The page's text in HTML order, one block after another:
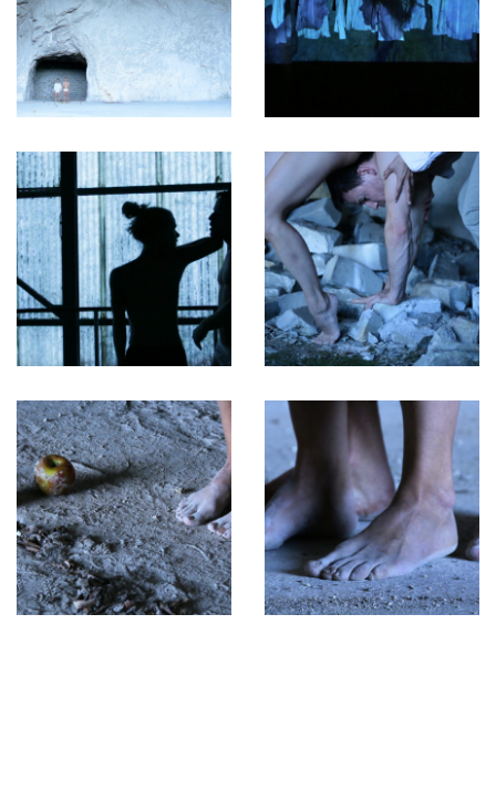
Chengbei Duan
Claire Dessimoz et Bruno Robyr
Compagnie TDU
Danaé Leitenberg
Davide-Christelle Sanvee
Delphine Depres
Donatien Thiévent
Emilie Girardin, Chema Egea et Robert Torche
Eva Zornio
FAC OFF
Félicien Riondel
Fernanda Sanchez Paredes
Fox Kijango
Frederico Ramos Lopes
Gabriel Arellano
Gaspar Narby
Gianmaria Zanda
Guillaume ‘Fuzz’ Lachat
Hors Contexte
Jasminka Stenz et Rowan Blockey
Jérémy Chevalier
Jérôme Fino et Carl Y.